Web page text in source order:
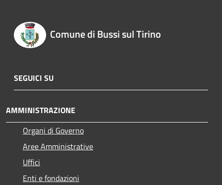
Comune di Bussi sul Tirino
SEGUICI SU
AMMINISTRAZIONE
Organi di Governo
Aree Amministrative
Uffici
Enti e fondazioni